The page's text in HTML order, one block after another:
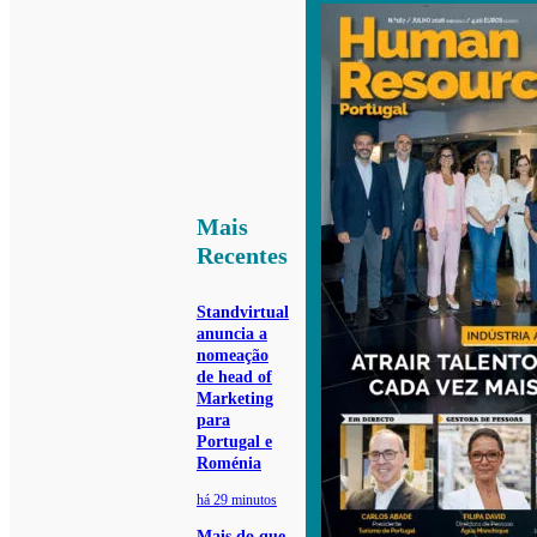
Mais
Recentes
Standvirtual
anuncia a
nomeação
de head of
Marketing
para
Portugal e
Roménia
há 29 minutos